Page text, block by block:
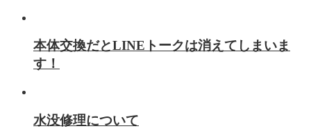
本体交換だとLINEトークは消えてしまいま
す！
水没修理について